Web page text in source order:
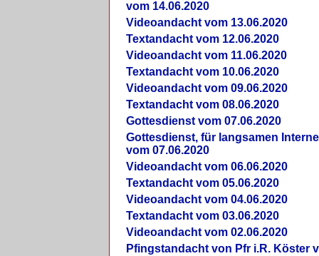
vom 14.06.2020
Videoandacht vom 13.06.2020
Textandacht vom 12.06.2020
Videoandacht vom 11.06.2020
Textandacht vom 10.06.2020
Videoandacht vom 09.06.2020
Textandacht vom 08.06.2020
Gottesdienst vom 07.06.2020
Gottesdienst, für langsamen
vom 07.06.2020
Videoandacht vom 06.06.2020
Textandacht vom 05.06.2020
Videoandacht vom 04.06.2020
Textandacht vom 03.06.2020
Videoandacht vom 02.06.2020
Pfingstandacht von Pfr i.R. Köster